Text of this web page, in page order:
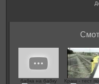
бабка на бабку
Краш - тест